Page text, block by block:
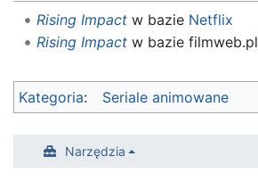
Rising Impactw bazie Netflix
Rising Impactw bazie filmweb.pl
Kategoria: Seriale animowane
Narzędzia